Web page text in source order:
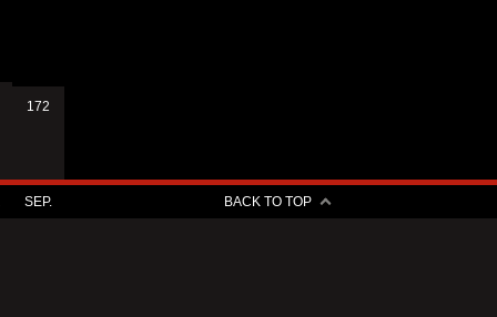
172
SEP. BACK TO TOP